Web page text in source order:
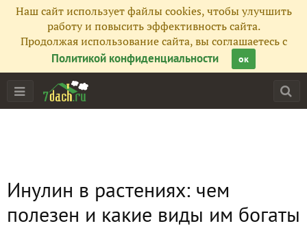
Наш сайт использует файлы cookies, чтобы улучшить
работу и повысить эффективность сайта.
Продолжая использование сайта, вы соглашаетесь с
Политикой конфиденциальности
ок
Инулин в растениях: чем
полезен и какие виды им богаты